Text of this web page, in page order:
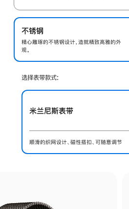
不锈钢
精心雕琢的不锈钢设计，造就精致高雅的外
观。
选择表带款式:
米兰尼斯表带
顺滑的织网设计、磁性搭扣、可随意调节